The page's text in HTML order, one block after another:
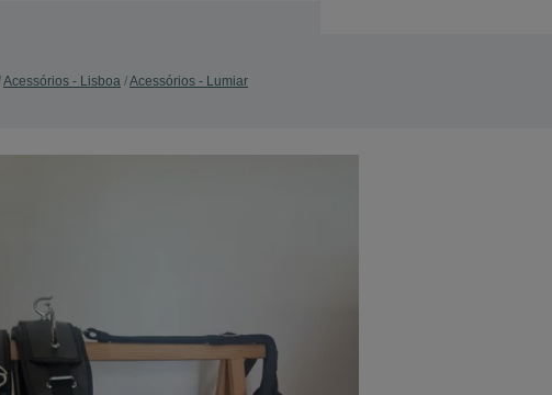
Acessórios - Lisboa Acessórios - Lumiar